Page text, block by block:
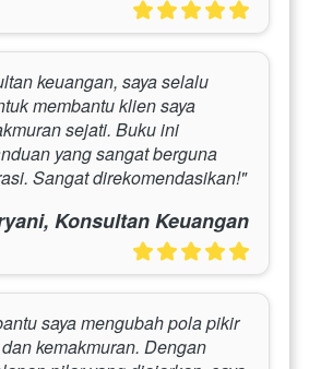
keuangan, saya selalu
membantu klien saya
sejati. Buku ini
yang sangat berguna
Sangat direkomendasikan!"
Konsultan Keuangan
saya mengubah pola pikir
kemakmuran. Dengan